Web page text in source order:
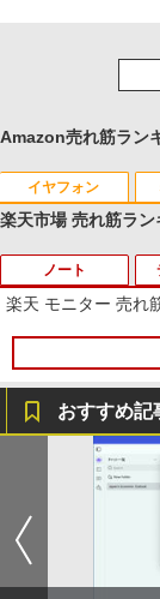
Amazon売れ筋ラン
イヤフォン
楽天市場 売れ筋ラン
ノート
楽天 モニター 売れ
おすすめ記